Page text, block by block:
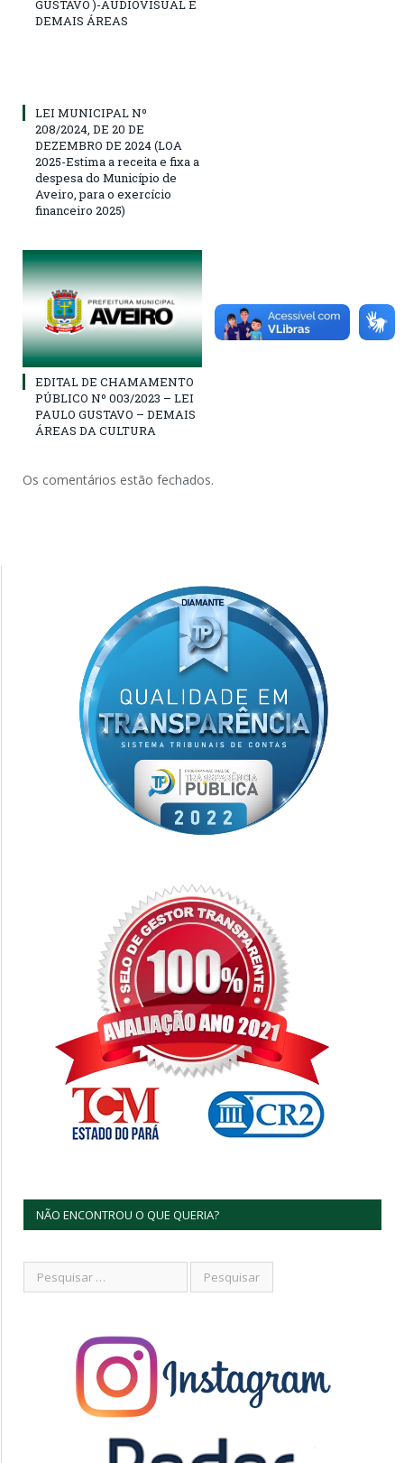
GUSTAVO )-AUDIOVISUAL E
DEMAIS ÁREAS
LEI MUNICIPAL Nº
208/2024, DE 20 DE
DEZEMBRO DE 2024 (LOA
2025-Estima a receita e fixa a
despesa do Município de
Aveiro, para o exercício
financeiro 2025)
EDITAL DE CHAMAMENTO
PÚBLICO Nº 003/2023 – LEI
PAULO GUSTAVO – DEMAIS
ÁREAS DA CULTURA
Os comentários estão fechados.
NÃO ENCONTROU O QUE QUERIA?